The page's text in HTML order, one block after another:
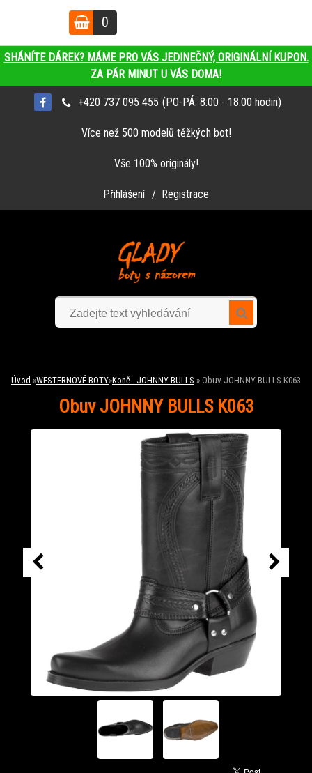
SHÁNÍTE DÁREK? MÁME PRO VÁS JEDINEČNÝ, ORIGINÁLNÍ KUPON.
ZA PÁR MINUT U VÁS DOMA!
+420 737 095 455 (PO-PÁ: 8:00 - 18:00 hodin)
Více než 500 modelů těžkých bot!
Vše 100% originály!
Přihlášení / Registrace
0
Úvod »WESTERNOVÉ BOTY»Koně - JOHNNY BULLS » Obuv JOHNNY BULLS K063
Obuv JOHNNY BULLS K063